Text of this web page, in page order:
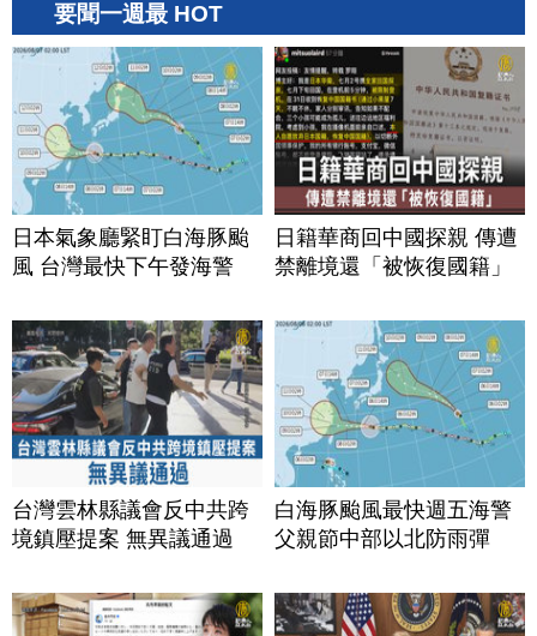
要聞一週最 HOT
日本氣象廳緊盯白海豚颱
風 台灣最快下午發海警
日籍華商回中國探親 傳遭
禁離境還「被恢復國籍」
台灣雲林縣議會反中共跨
境鎮壓提案 無異議通過
白海豚颱風最快週五海警
父親節中部以北防雨彈